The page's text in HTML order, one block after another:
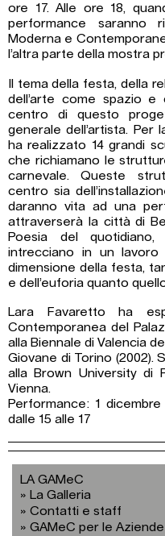
ore 17. Alle ore 18,
performance saranno
Moderna e
l’altra parte della mostra
Il tema della festa, della
dell’arte come spazio
centro di questo
generale dell’artista. Per
ha realizzato 14 grandi
che richiamano le
carnevale. Queste
centro sia
daranno vita ad una
attraverserà la città di
Poesia del
intrecciano in un
dimensione della festa,
e dell’euforia quanto
Lara Favaretto ha
Contemporanea del
alla Biennale di Valencia
Giovane di Torino (2002).
alla Brown University di
Vienna.
Performance: 1
dalle 15 alle 17
LA GAMeC
La Galleria
Contatti e staff
GAMeC per le Aziende